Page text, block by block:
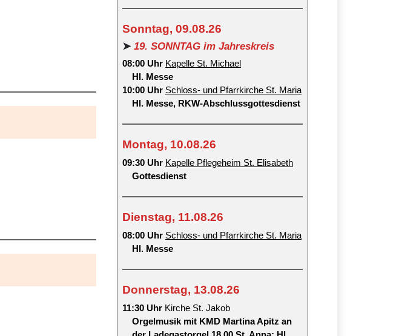
Sonntag, 09.08.26
➤ 19. SONNTAG im Jahreskreis
08:00 Uhr Kapelle St. Michael
Hl. Messe
10:00 Uhr Schloss- und Pfarrkirche St. Maria
Hl. Messe, RKW-Abschlussgottesdienst
Montag, 10.08.26
09:30 Uhr Kapelle Pflegeheim St. Elisabeth
Gottesdienst
Dienstag, 11.08.26
08:00 Uhr Schloss- und Pfarrkirche St. Maria
Hl. Messe
Donnerstag, 13.08.26
11:30 Uhr Kirche St. Jakob
Orgelmusik mit KMD Martina Apitz an